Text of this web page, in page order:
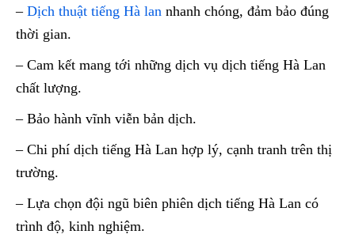
– Dịch thuật tiếng Hà lan nhanh chóng, đảm bảo đúng
thời gian.
– Cam kết mang tới những dịch vụ dịch tiếng Hà Lan
chất lượng.
– Bảo hành vĩnh viễn bản dịch.
– Chi phí dịch tiếng Hà Lan hợp lý, cạnh tranh trên thị
trường.
– Lựa chọn đội ngũ biên phiên dịch tiếng Hà Lan có
trình độ, kinh nghiệm.